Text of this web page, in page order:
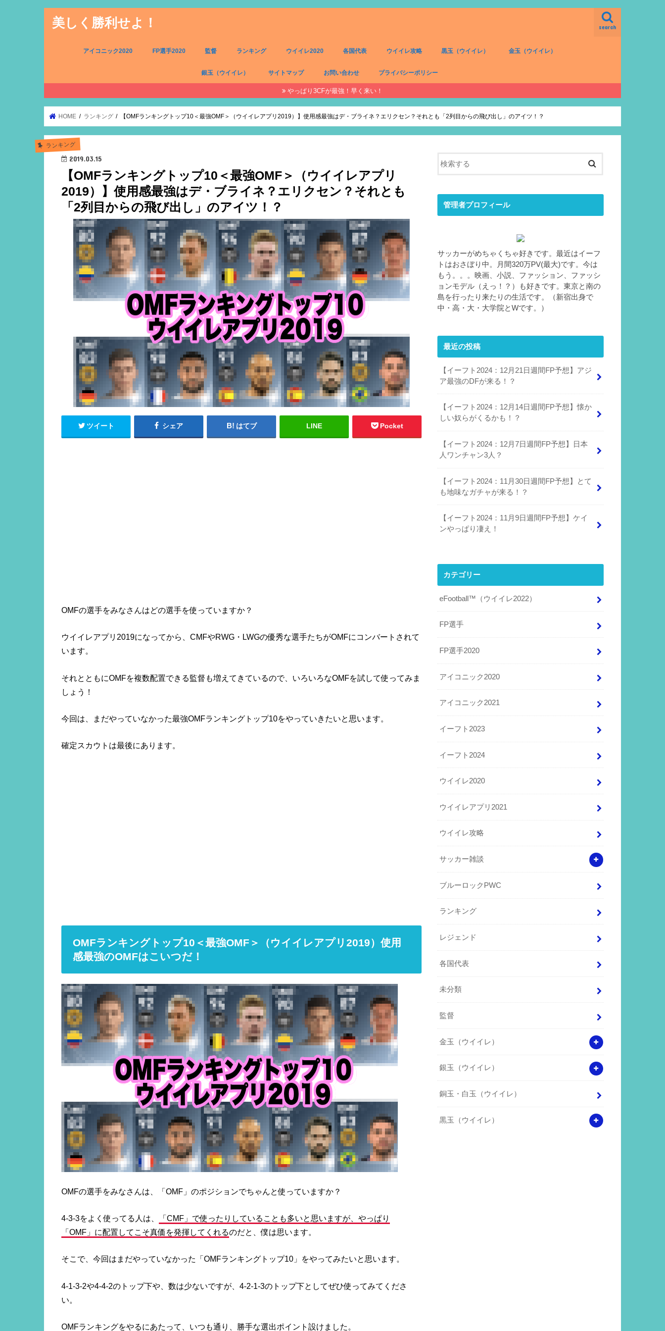
美しく勝利せよ！ search
アイコニック2020 FP選手2020 監督 ランキング ウイイレ2020 各国代表 ウイイレ攻略 黒玉（ウイイレ） 金玉（ウイイレ）
銀玉（ウイイレ） サイトマップ お問い合わせ プライバシーポリシー
やっぱり3CFが最強！早く来い！
HOME ランキング 【OMFランキングトップ10＜最強OMF＞（ウイイレアプリ2019）】使用感最強はデ・ブライネ？エリクセン？それとも「2列目からの飛び出し」のアイツ！？
ランキング
2019.03.15
【OMFランキングトップ10＜最強OMF＞（ウイイレアプリ
2019）】使用感最強はデ・ブライネ？エリクセン？それとも
「2列目からの飛び出し」のアイツ！？
ツイート シェア はてブ LINE Pocket
OMFの選手をみなさんはどの選手を使っていますか？
ウイイレアプリ2019になってから、CMFやRWG・LWGの優秀な選手たちがOMFにコンバートされて
います。
それとともにOMFを複数配置できる監督も増えてきているので、いろいろなOMFを試して使ってみま
しょう！
今回は、まだやっていなかった最強OMFランキングトップ10をやっていきたいと思います。
確定スカウトは最後にあります。
OMFランキングトップ10＜最強OMF＞（ウイイレアプリ2019）使用
感最強のOMFはこいつだ！
OMFの選手をみなさんは、「OMF」のポジションでちゃんと使っていますか？
4-3-3をよく使ってる人は、
「CMF」で使ったりしていることも多いと思いますが、やっぱり
「OMF」に配置してこそ真価を発揮してくれるのだと、僕は思います。
そこで、今回はまだやっていなかった「OMFランキングトップ10」をやってみたいと思います。
4-1-3-2や4-4-2のトップ下や、数は少ないですが、4-2-1-3のトップ下としてぜひ使ってみてくださ
い。
OMFランキングをやるにあたって、いつも通り、勝手な選出ポイント設けました。
管理者プロフィール
サッカーがめちゃくちゃ好きです。最近はイーフ
トはおさぼり中。月間320万PV(最大)です。今は
もう。。。映画、小説、ファッション、ファッシ
ョンモデル（えっ！？）も好きです。東京と南の
島を行ったり来たりの生活です。（新宿出身で
中・高・大・大学院とWです。）
最近の投稿
【イーフト2024：12月21日週間FP予想】アジ
ア最強のDFが来る！？
【イーフト2024：12月14日週間FP予想】懐か
しい奴らがくるかも！？
【イーフト2024：12月7日週間FP予想】日本
人ワンチャン3人？
【イーフト2024：11月30日週間FP予想】とて
も地味なガチャが来る！？
【イーフト2024：11月9日週間FP予想】ケイ
ンやっぱり凄え！
カテゴリー
eFootball™（ウイイレ2022）
FP選手
FP選手2020
アイコニック2020
アイコニック2021
イーフト2023
イーフト2024
ウイイレ2020
ウイイレアプリ2021
ウイイレ攻略
サッカー雑談
ブルーロックPWC
ランキング
レジェンド
各国代表
未分類
監督
金玉（ウイイレ）
銀玉（ウイイレ）
銅玉・白玉（ウイイレ）
黒玉（ウイイレ）